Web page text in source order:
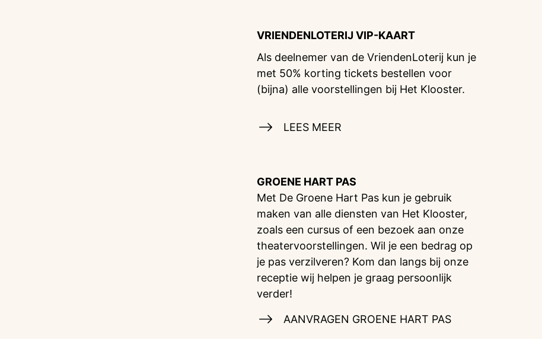
VRIENDENLOTERIJVIP-KAART
Als deelnemer van de VriendenLoterij kun je
met 50% korting tickets bestellen voor
(bijna) alle voorstellingen bij Het Klooster.
LEES MEER
GROENE HART PAS
Met De Groene Hart Pas kun je gebruik
maken van alle diensten van Het Klooster,
zoals een cursus of een bezoek aan onze
theatervoorstellingen. Wil je een bedrag op
je pas verzilveren? Kom dan langs bij onze
receptie wij helpen je graag persoonlijk
verder!
AANVRAGEN GROENE HART PAS